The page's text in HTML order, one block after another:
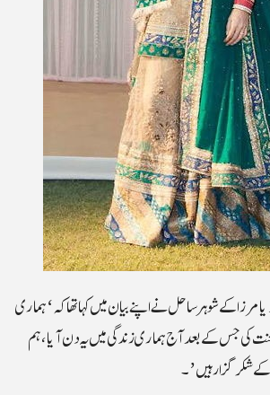
مرزا کے شوہر ساحل نے اپنے بیان میں کہا تھا کہ ‘ہماری
کی جس کے بعد آج ہماری زندگی میں یہ دن آیا، ہم
شکرگزار ہیں’۔